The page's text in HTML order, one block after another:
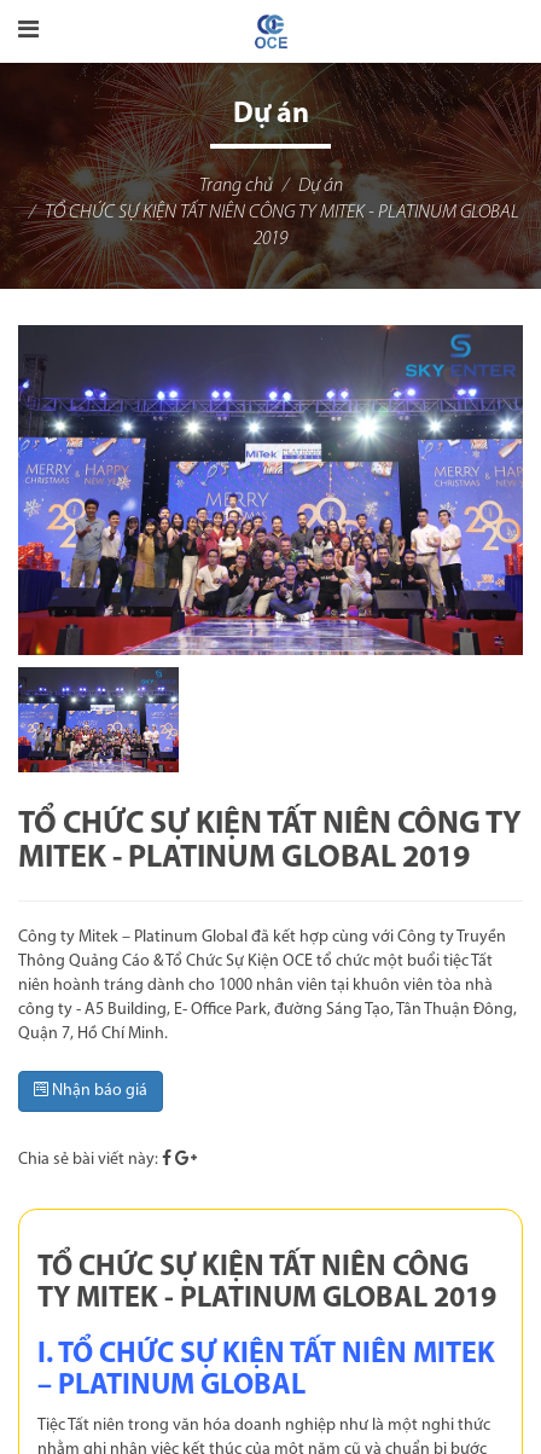
Dự án
Trang chủ
Dự án
TỔ CHỨC SỰ KIỆN TẤT NIÊN CÔNG TY MITEK - PLATINUM GLOBAL
2019
TỔ CHỨC SỰ KIỆN TẤT NIÊN CÔNG TY
MITEK - PLATINUM GLOBAL 2019
Công ty Mitek – Platinum Global đã kết hợp cùng với Công ty Truyền
Thông Quảng Cáo & Tổ Chức Sự Kiện OCE tổ chức một buổi tiệc Tất
niên hoành tráng dành cho 1000 nhân viên tại khuôn viên tòa nhà
công ty - A5 Building, E- Office Park, đường Sáng Tạo, Tân Thuận Đông,
Quận 7, Hồ Chí Minh.
Nhận báo giá
Chia sẻ bài viết này:
TỔ CHỨC SỰ KIỆN TẤT NIÊN CÔNG
TY MITEK - PLATINUM GLOBAL 2019
I. TỔ CHỨC SỰ KIỆN TẤT NIÊN MITEK
– PLATINUM GLOBAL
Tiệc Tất niên trong văn hóa doanh nghiệp như là một nghi thức
nhằm ghi nhận việc kết thúc của một năm cũ và chuẩn bị bước